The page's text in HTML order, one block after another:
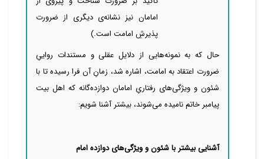
امامان نیز نشانه‌ی دیگری از ضرورت
پذیرشِ امامت است.)
حال که به نمونه‌هایی از دلایل عقلی و مستندات رواییِ
ضرورت اعتقاد به امامت، اشاره شد، زمانِ آن فرا رسیده تا با
شئون و ویژگی‌‌‌‌های رفتاریِ امامان دوازده‌گانه که اهل بیت
پیامبر خاتم نامیده می‌شوند، بیشتر آشنا شویم:
آشنایی بیشتر با شئون و ویژگی‌‌‌‌های دوازده امام